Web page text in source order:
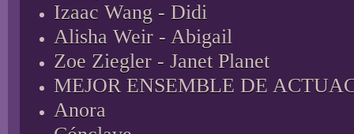
Izaac Wang - Didi
Alisha Weir - Abigail
Zoe Ziegler - Janet Planet
MEJOR ENSEMBLE DE
Anora